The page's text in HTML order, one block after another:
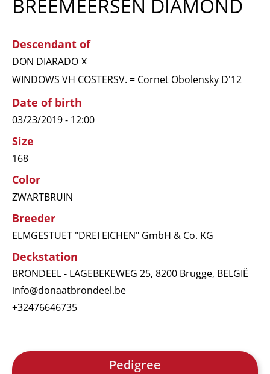
BREEMEERSEN DIAMOND
Descendant of
DON DIARADO x
WINDOWS VH COSTERSV. = Cornet Obolensky D'12
Date of birth
03/23/2019 - 12:00
Size
168
Color
ZWARTBRUIN
Breeder
ELMGESTUET "DREI EICHEN" GmbH & Co. KG
Deckstation
BRONDEEL - LAGEBEKEWEG 25, 8200 Brugge, BELGIË
info@donaatbrondeel.be
+32476646735
Pedigree